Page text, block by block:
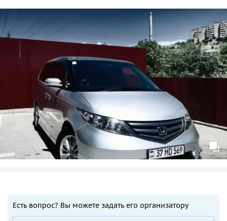
Есть вопрос? Вы можете задать его организатору